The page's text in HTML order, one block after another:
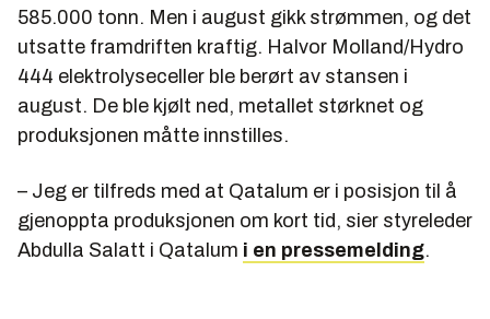
585.000 tonn. Men i august gikk strømmen, og det
utsatte framdriften kraftig. Halvor Molland/Hydro
444 elektrolyseceller ble berørt av stansen i
august. De ble kjølt ned, metallet størknet og
produksjonen måtte innstilles.
– Jeg er tilfreds med at Qatalum er i posisjon til å
gjenoppta produksjonen om kort tid, sier styreleder
Abdulla Salatt i Qatalum i en pressemelding.